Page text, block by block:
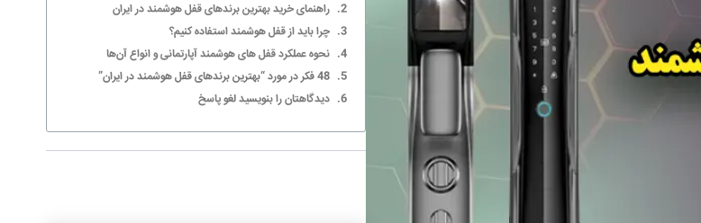
راهنمای خرید بهترین برندهای قفل هوشمند در ایران
چرا باید از قفل هوشمند استفاده کنیم؟
نحوه عملکرد قفل های هوشمند آپارتمانی و انواع آن‌ها
48 فکر در مورد “بهترین برندهای قفل هوشمند در ایران”
دیدگاهتان را بنویسید لغو پاسخ